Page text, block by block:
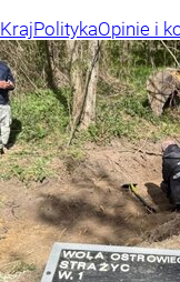
KrajPolitykaOpinie i